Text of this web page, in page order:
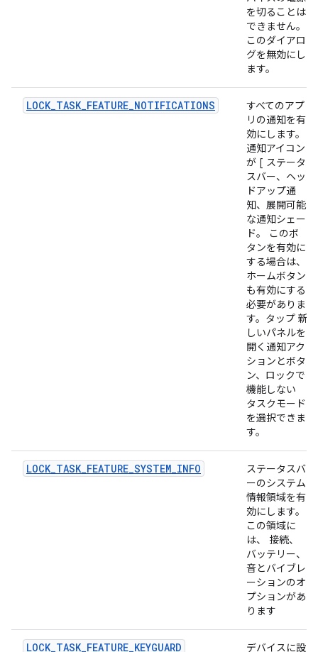
を切ることは
できません。
このダイアロ
グを無効にし
ます。
LOCK_TASK_FEATURE_NOTIFICATIONS
すべてのアプ
リの通知を有
効にします。
通知アイコン
が [ ステータ
スバー、ヘッ
ドアップ通
知、展開可能
な通知シェー
ド。 このボ
タンを有効に
する場合は、
ホームボタン
も有効にする
必要がありま
す。タップ 新
しいパネルを
開く通知アク
ションとボタ
ン、ロックで
機能しない
タスクモード
を選択できま
す。
LOCK_TASK_FEATURE_SYSTEM_INFO
ステータスバ
ーのシステム
情報領域を有
効にします。
この領域に
は、 接続、
バッテリー、
音とバイブレ
ーションのオ
プションがあ
ります
LOCK_TASK_FEATURE_KEYGUARD デバイスに設